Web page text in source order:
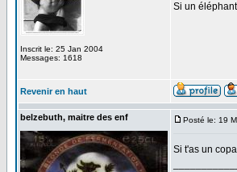
Inscrit le: 25 Jan 2004
Messages: 1618
Si un
Revenir en haut
belzebuth, maitre des enf Posté le: 19
Si t'as un